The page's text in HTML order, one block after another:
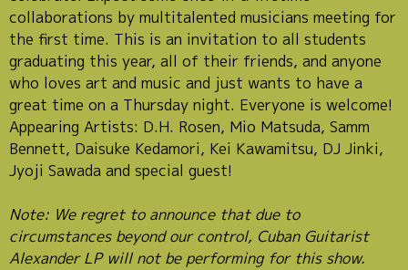
collaborations by multitalented musicians meeting for
the first time. This is an invitation to all students
graduating this year, all of their friends, and anyone
who loves art and music and just wants to have a
great time on a Thursday night. Everyone is welcome!
Appearing Artists: D.H. Rosen, Mio Matsuda, Samm
Bennett, Daisuke Kedamori, Kei Kawamitsu, DJ Jinki,
Jyoji Sawada and special guest!
Note: We regret to announce that due to
circumstances beyond our control, Cuban Guitarist
Alexander LP will not be performing for this show.